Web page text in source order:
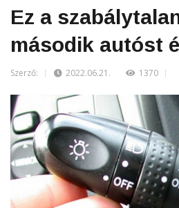
Ez a
második autóst
Szerző: 2022.06.21. 1370